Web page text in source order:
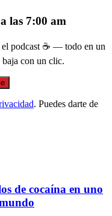
las 7:00 am
el podcast ☕ — todo en un
baja con un clic.
. Puedes darte de
de cocaína en uno